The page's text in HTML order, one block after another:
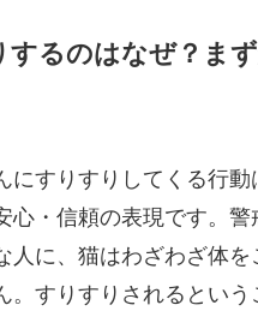
するのはなぜ？ま
にすりすりしてくる行動
心・信頼の表現です。警
人に、猫はわざわざ体を
。すりすりされるという